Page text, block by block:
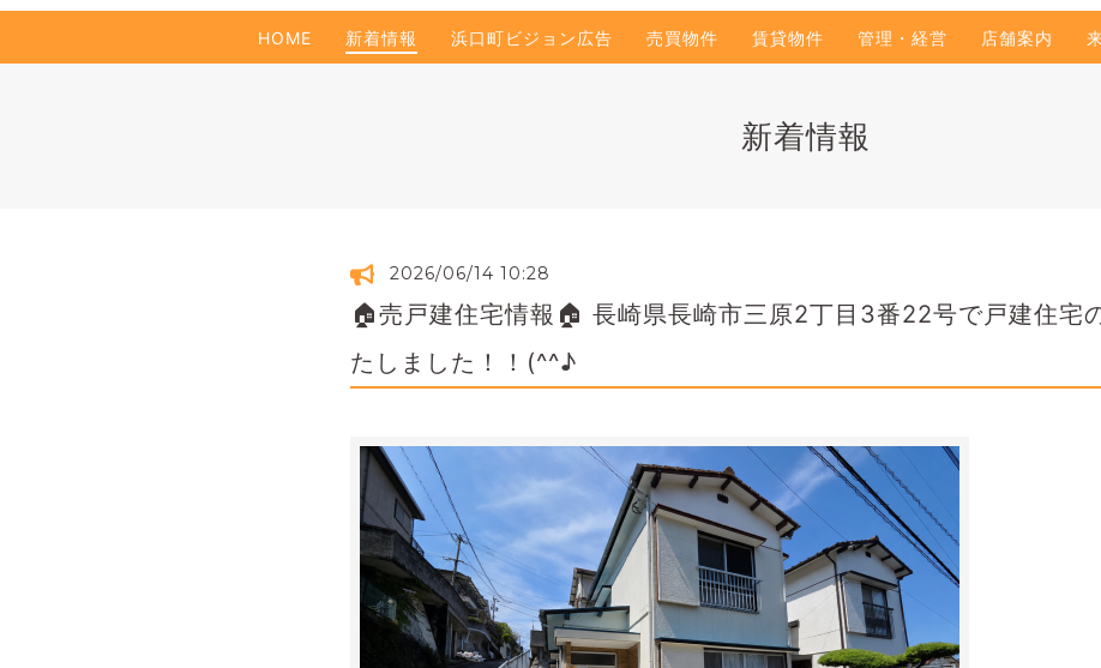
HOME 新着情報 浜口町ビジョン広告 売買物件 賃貸物件 管理・経営 店舗案内
新着情報
2026/06/14 10:28
🏠売戸建住宅情報🏠 長崎県長崎市三原2丁目3番22号で戸建住宅
たしました！！(^^♪